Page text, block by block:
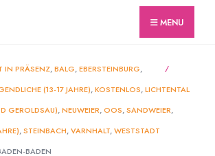
MENU
IN PRÄSENZ,BALG,EBERSTEINBURG,
(13-17 JAHRE),KOSTENLOS,LICHTENTAL
GEROLDSAU),NEUWEIER,OOS,SANDWEIER,
,STEINBACH,VARNHALT,WESTSTADT
BADEN